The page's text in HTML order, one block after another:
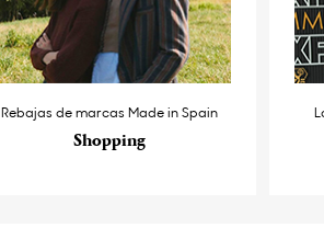
Rebajas de marcas Made in Spain
Shopping